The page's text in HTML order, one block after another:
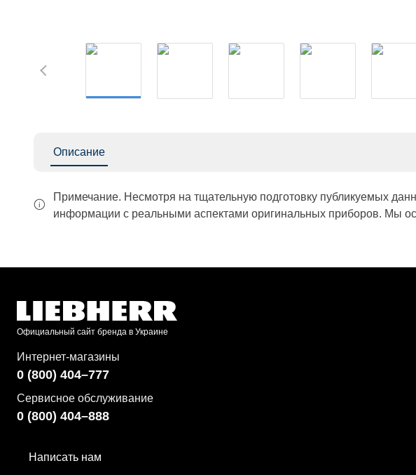
Описание
Примечание. Несмотря на тщательную подготовку публикуемых
информации с реальными аспектами оригинальных приборов. Мы
Официальный сайт бренда в Украине
Интернет-магазины
0 (800) 404–777
Сервисное обслуживание
0 (800) 404–888
Написать нам